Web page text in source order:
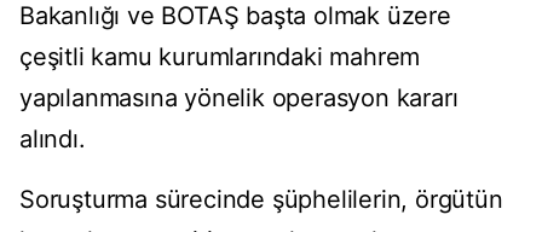
Bakanlığı ve BOTAŞ başta olmak üzere
çeşitli kamu kurumlarındaki mahrem
yapılanmasına yönelik operasyon kararı
alındı.
Soruşturma sürecinde şüphelilerin, örgütün